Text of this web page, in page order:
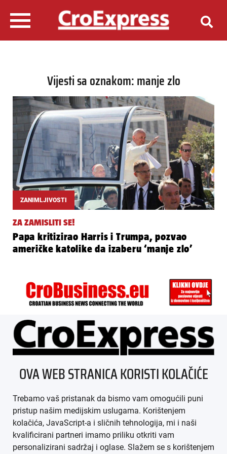
Vijesti sa oznakom: manje zlo
ZANIMLJIVOSTI
ZA ZAMISLITI SE!
Papa kritizirao Harris i Trumpa, pozvao
američke katolike da izaberu ‘manje zlo’
ÜBER UNS
IMPRESSUM
AGB
DATENSCHUTZ
OVA WEB STRANICA KORISTI KOLAČIĆE
Trebamo vaš pristanak da bismo vam omogućili puni
pristup našim medijskim uslugama. Korištenjem
kolačića, JavaScript-a i sličnih tehnologija, mi i naši
kvalificirani partneri imamo priliku otkriti vam
personalizirani sadržaj i oglase. Slažem se s korištenjem